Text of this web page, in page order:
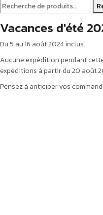
Vacances d'été
Du 5 au 16 août 2024 inclus.
Aucune expédition pendant
expéditions à partir du 20 août
Pensez à anticiper vos